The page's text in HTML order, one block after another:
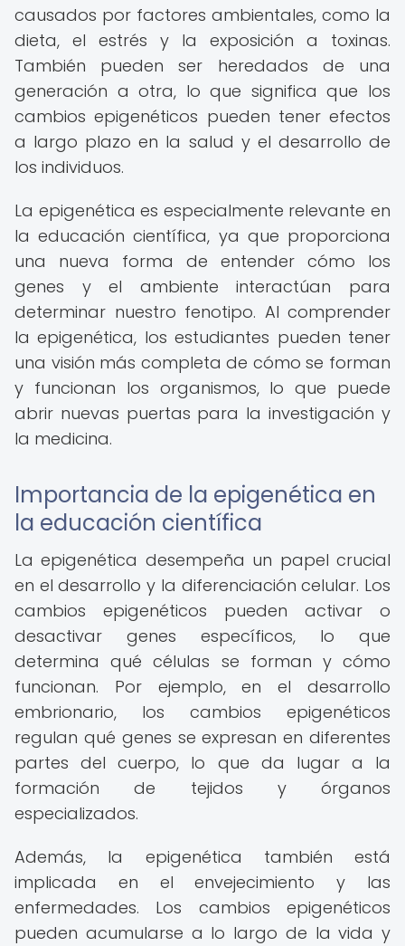
causados por factores ambientales, como la
dieta, el estrés y la exposición a toxinas.
También pueden ser heredados de una
generación a otra, lo que significa que los
cambios epigenéticos pueden tener efectos
a largo plazo en la salud y el desarrollo de
los individuos.
La epigenética es especialmente relevante en
la educación científica, ya que proporciona
una nueva forma de entender cómo los
genes y el ambiente interactúan para
determinar nuestro fenotipo. Al comprender
la epigenética, los estudiantes pueden tener
una visión más completa de cómo se forman
y funcionan los organismos, lo que puede
abrir nuevas puertas para la investigación y
la medicina.
Importancia de la epigenética en
la educación científica
La epigenética desempeña un papel crucial
en el desarrollo y la diferenciación celular. Los
cambios epigenéticos pueden activar o
desactivar genes específicos, lo que
determina qué células se forman y cómo
funcionan. Por ejemplo, en el desarrollo
embrionario, los cambios epigenéticos
regulan qué genes se expresan en diferentes
partes del cuerpo, lo que da lugar a la
formación de tejidos y órganos
especializados.
Además, la epigenética también está
implicada en el envejecimiento y las
enfermedades. Los cambios epigenéticos
pueden acumularse a lo largo de la vida y